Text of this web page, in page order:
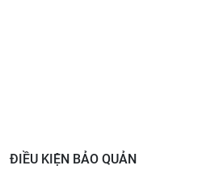
ĐIỀU KIỆN BẢO QUẢN